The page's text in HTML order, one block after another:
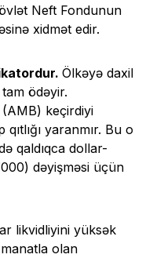
Neft Fondunun
xidmət edir.
Ölkəyə daxil
ödəyir.
keçirdiyi
yaranmır. Bu o
qaldıqca dollar-
dəyişməsi üçün
likvidliyini yüksək
olan